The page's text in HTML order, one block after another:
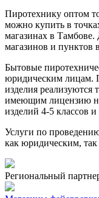
Пиротехнику оптом
можно купить в
магазинах в Тамбове.
магазинов и пунктов
Бытовые
юридическим лицам.
изделия
имеющим лицензию
изделий 4-5 классов
Услуги по
как юридическим,
Региональный